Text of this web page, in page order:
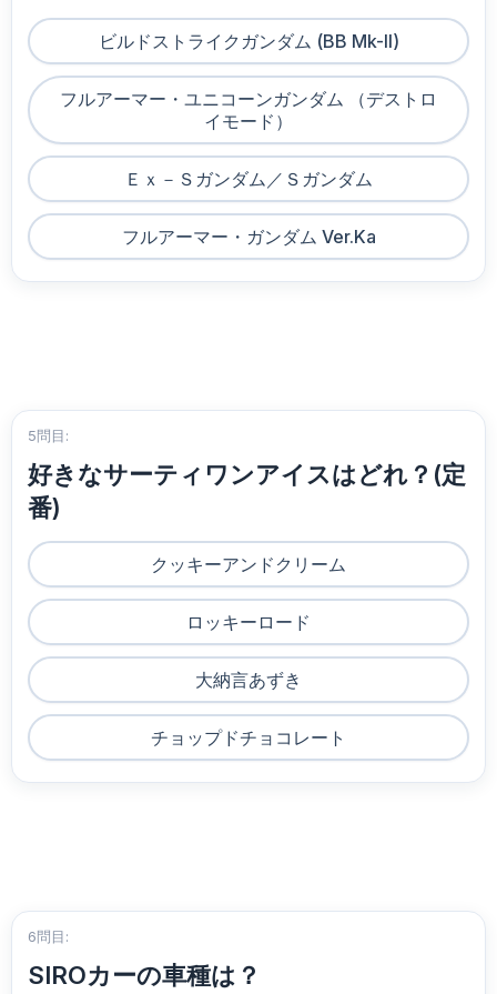
ビルドストライクガンダム (BB Mk-II)
フルアーマー・ユニコーンガンダム （デストロ
イモード）
Ｅｘ－Ｓガンダム／Ｓガンダム
フルアーマー・ガンダム Ver.Ka
5問目:
好きなサーティワンアイスはどれ？(定
番)
クッキーアンドクリーム
ロッキーロード
大納言あずき
チョップドチョコレート
6問目:
SIROカーの車種は？